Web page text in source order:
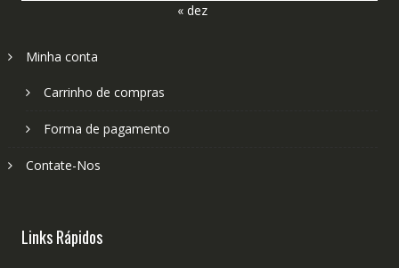
« dez
Minha conta
Carrinho de compras
Forma de pagamento
Contate-Nos
Links Rápidos